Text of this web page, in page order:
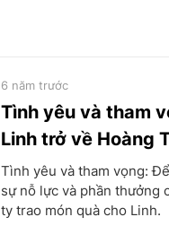
Tình yêu và tham
Linh trở về Hoàng
6 năm trước
Tình yêu và tham vọng:
sự nỗ lực và phần thưởng
ty trao món quà cho Linh.